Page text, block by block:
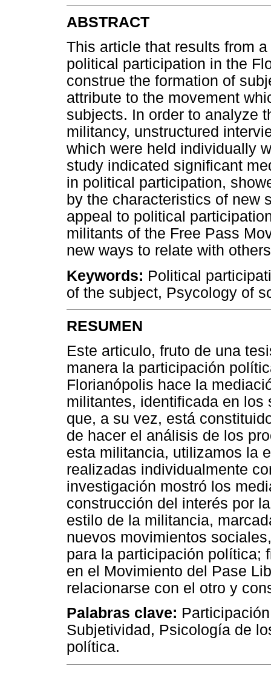
ABSTRACT
This article that results from
political participation in the
construe the formation of
attribute to the movement
subjects. In order to analyze
militancy, unstructured
which were held individually
study indicated significant
in political participation,
by the characteristics of new
appeal to political
militants of the Free Pass
new ways to relate with
Keywords: Political
of the subject, Psycology of
RESUMEN
Este articulo, fruto de una
manera la participación
Florianópolis hace la
militantes, identificada en
que, a su vez, está
de hacer el análisis de los
esta militancia, utilizamos la
realizadas individualmente
investigación mostró los
construcción del interés por
estilo de la militancia,
nuevos movimientos
para la participación política;
en el Movimiento del Pase
relacionarse con el otro y
Palabras clave:
Subjetividad, Psicología de
política.